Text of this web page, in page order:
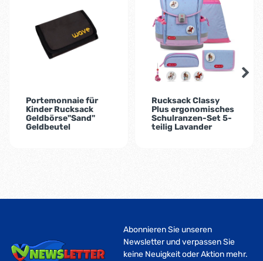
Portemonnaie für
Kinder Rucksack
Geldbörse"Sand"
Geldbeutel
Rucksack Classy
Plus ergonomisches
Schulranzen-Set 5-
teilig Lavander
Abonnieren Sie unseren
Newsletter und verpassen Sie
keine Neuigkeit oder Aktion mehr.